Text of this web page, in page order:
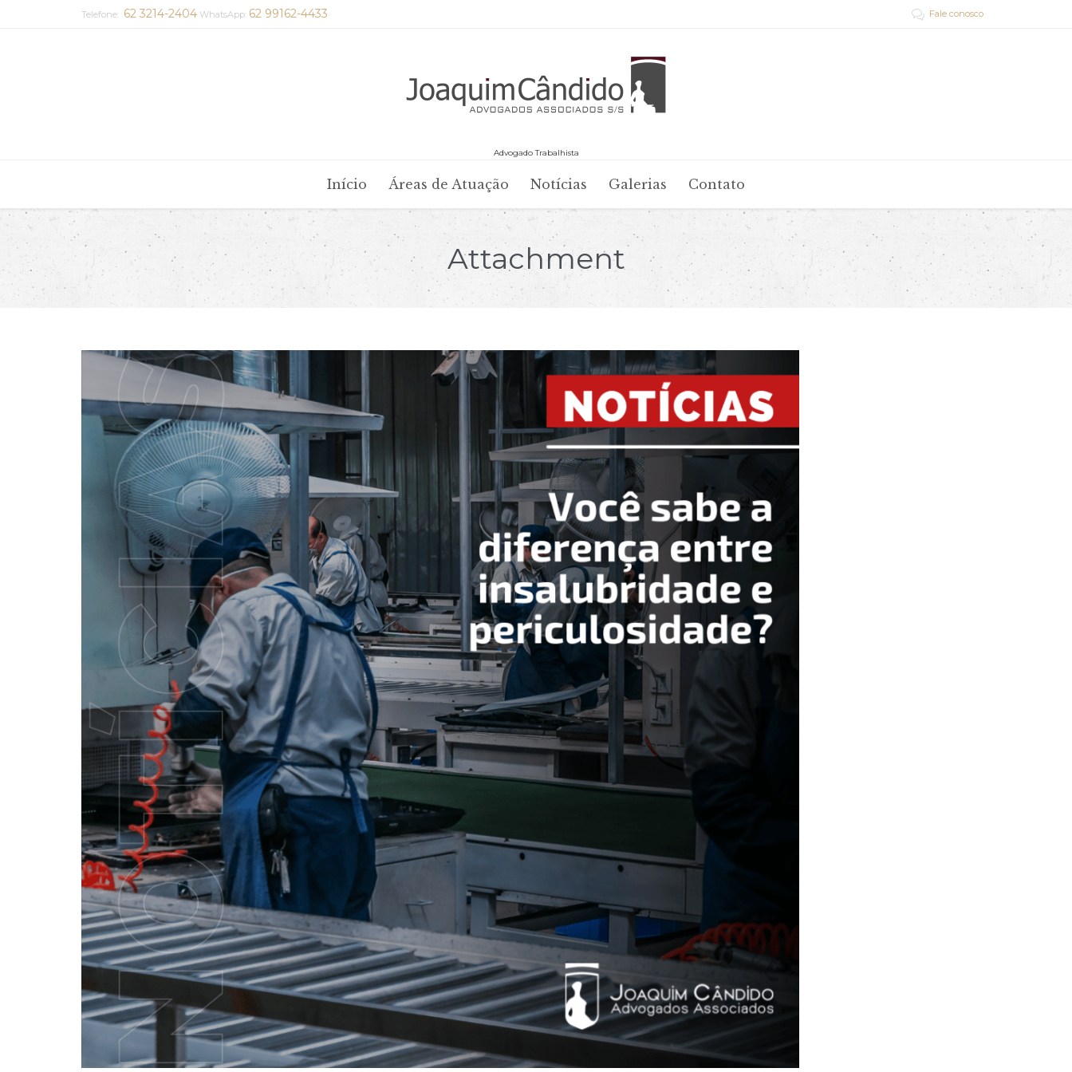
Telefone: 62 3214-2404 WhatsApp: 62 99162-4433  Fale conosco
Advogado Trabalhista
to
Início Áreas de Atuação Notícias Galerias Contato
Attachment